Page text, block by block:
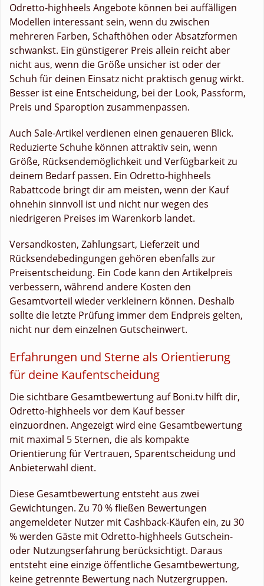
Odretto-highheels Angebote können bei auffälligen
Modellen interessant sein, wenn du zwischen
mehreren Farben, Schafthöhen oder Absatzformen
schwankst. Ein günstigerer Preis allein reicht aber
nicht aus, wenn die Größe unsicher ist oder der
Schuh für deinen Einsatz nicht praktisch genug wirkt.
Besser ist eine Entscheidung, bei der Look, Passform,
Preis und Sparoption zusammenpassen.
Auch Sale-Artikel verdienen einen genaueren Blick.
Reduzierte Schuhe können attraktiv sein, wenn
Größe, Rücksendemöglichkeit und Verfügbarkeit zu
deinem Bedarf passen. Ein Odretto-highheels
Rabattcode bringt dir am meisten, wenn der Kauf
ohnehin sinnvoll ist und nicht nur wegen des
niedrigeren Preises im Warenkorb landet.
Versandkosten, Zahlungsart, Lieferzeit und
Rücksendebedingungen gehören ebenfalls zur
Preisentscheidung. Ein Code kann den Artikelpreis
verbessern, während andere Kosten den
Gesamtvorteil wieder verkleinern können. Deshalb
sollte die letzte Prüfung immer dem Endpreis gelten,
nicht nur dem einzelnen Gutscheinwert.
Erfahrungen und Sterne als Orientierung
für deine Kaufentscheidung
Die sichtbare Gesamtbewertung auf Boni.tv hilft dir,
Odretto-highheels vor dem Kauf besser
einzuordnen. Angezeigt wird eine Gesamtbewertung
mit maximal 5 Sternen, die als kompakte
Orientierung für Vertrauen, Sparentscheidung und
Anbieterwahl dient.
Diese Gesamtbewertung entsteht aus zwei
Gewichtungen. Zu 70 % fließen Bewertungen
angemeldeter Nutzer mit Cashback-Käufen ein, zu 30
% werden Gäste mit Odretto-highheels Gutschein-
oder Nutzungserfahrung berücksichtigt. Daraus
entsteht eine einzige öffentliche Gesamtbewertung,
keine getrennte Bewertung nach Nutzergruppen.